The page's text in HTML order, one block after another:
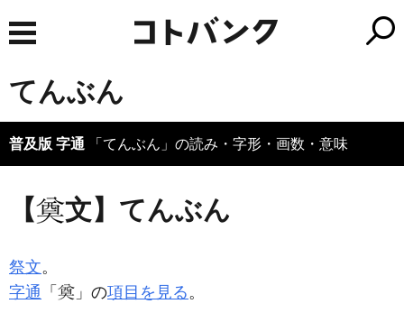
てんぶん
普及版 字通 「てんぶん」の読み・字形・画数・意味
【 文】てんぶん
祭文。
字通 「 」の項目を見る。